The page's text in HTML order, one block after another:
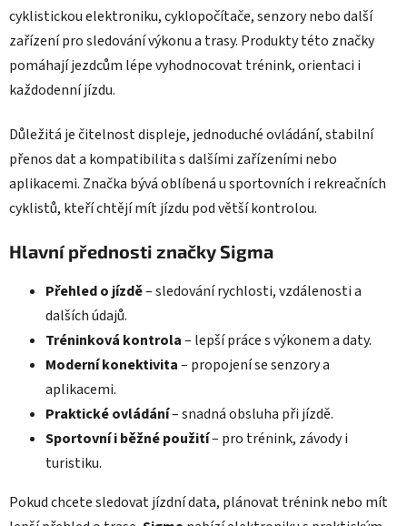
cyklistickou elektroniku, cyklopočítače, senzory nebo další
zařízení pro sledování výkonu a trasy. Produkty této značky
pomáhají jezdcům lépe vyhodnocovat trénink, orientaci i
každodenní jízdu.
Důležitá je čitelnost displeje, jednoduché ovládání, stabilní
přenos dat a kompatibilita s dalšími zařízeními nebo
aplikacemi. Značka bývá oblíbená u sportovních i rekreačních
cyklistů, kteří chtějí mít jízdu pod větší kontrolou.
Hlavní přednosti značky Sigma
Přehled o jízdě– sledování rychlosti, vzdálenosti a
dalších údajů.
Tréninková kontrola– lepší práce s výkonem a daty.
Moderní konektivita– propojení se senzory a
aplikacemi.
Praktické ovládání– snadná obsluha při jízdě.
Sportovní i běžné použití– pro trénink, závody i
turistiku.
Pokud chcete sledovat jízdní data, plánovat trénink nebo mít